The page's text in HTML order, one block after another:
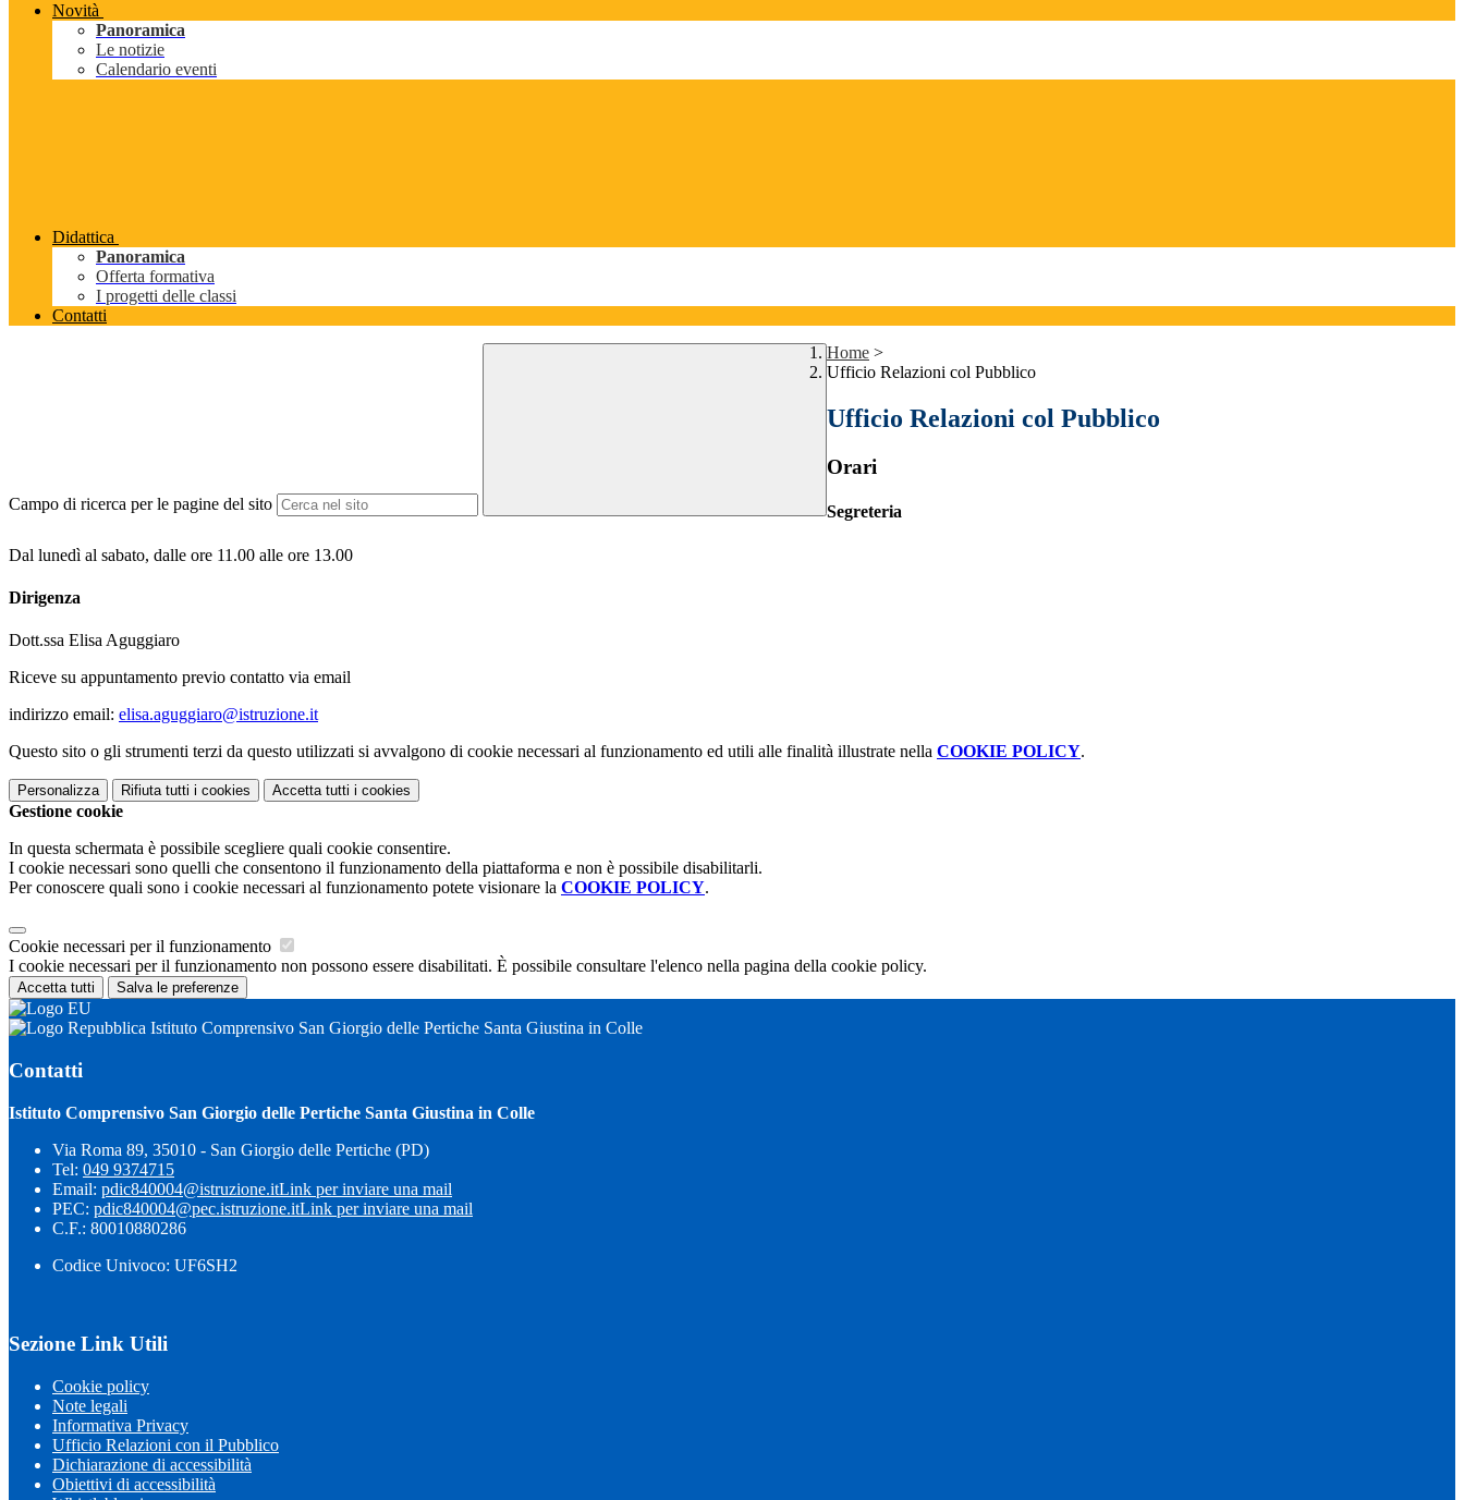
Novità
Panoramica
Le notizie
Calendario eventi
Didattica
Panoramica
Offerta formativa
I progetti delle classi
Contatti
Campo di ricerca per le pagine del sito
Home >
Ufficio Relazioni col Pubblico
Ufficio Relazioni col Pubblico
Orari
Segreteria
Dal lunedì al sabato, dalle ore 11.00 alle ore 13.00
Dirigenza
Dott.ssa Elisa Aguggiaro
Riceve su appuntamento previo contatto via email
indirizzo email: elisa.aguggiaro@istruzione.it
Questo sito o gli strumenti terzi da questo utilizzati si avvalgono di cookie necessari al funzionamento ed utili alle finalità illustrate nella COOKIE POLICY.
Personalizza Rifiuta tutti i cookies Accetta tutti i cookies
Gestione cookie
In questa schermata è possibile scegliere quali cookie consentire.
I cookie necessari sono quelli che consentono il funzionamento della piattaforma e non è possibile disabilitarli.
Per conoscere quali sono i cookie necessari al funzionamento potete visionare la COOKIE POLICY.
Cookie necessari per il funzionamento
I cookie necessari per il funzionamento non possono essere disabilitati. È possibile consultare l'elenco nella pagina della cookie policy.
Accetta tutti Salva le preferenze
Istituto Comprensivo San Giorgio delle Pertiche Santa Giustina in Colle
Contatti
Istituto Comprensivo San Giorgio delle Pertiche Santa Giustina in Colle
Via Roma 89, 35010 - San Giorgio delle Pertiche (PD)
Tel: 049 9374715
Email: pdic840004@istruzione.itLink per inviare una mail
PEC: pdic840004@pec.istruzione.itLink per inviare una mail
C.F.: 80010880286
Codice Univoco: UF6SH2
Sezione Link Utili
Cookie policy
Note legali
Informativa Privacy
Ufficio Relazioni con il Pubblico
Dichiarazione di accessibilità
Obiettivi di accessibilità